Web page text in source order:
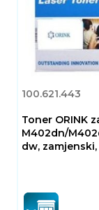
100.621.443
Toner ORINK
M402dn/
dw,